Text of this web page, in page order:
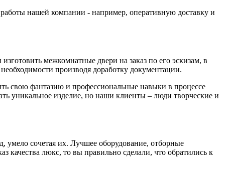
нашей компании - например, оперативную доставку и
межкомнатные двери на заказ по его эскизам, в
производя доработку документации.
свою фантазию и профессиональные навыки в процессе
уникальное изделие, но наши клиенты – люди творческие и
умело сочетая их. Лучшее оборудование, отборные
люкс, то вы правильно сделали, что обратились к